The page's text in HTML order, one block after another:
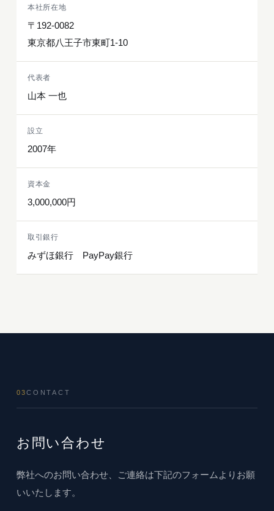
本社所在地
〒192-0082
東京都八王子市東町1-10
代表者
山本 一也
設立
2007年
資本金
3,000,000円
取引銀行
みずほ銀行 PayPay銀行
03CONTACT
お問い合わせ
弊社へのお問い合わせ、ご連絡は下記のフォームよりお願
いいたします。